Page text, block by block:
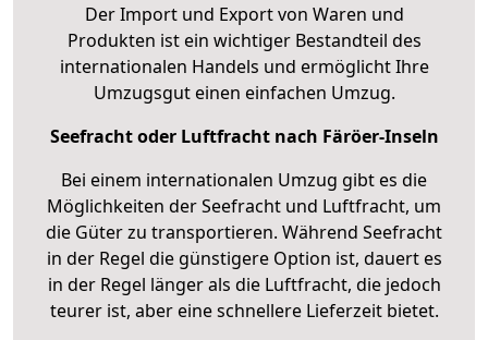
Der Import und Export von Waren und
Produkten ist ein wichtiger Bestandteil des
internationalen Handels und ermöglicht Ihre
Umzugsgut einen einfachen Umzug.
Seefracht oder Luftfracht nach Färöer-Inseln
Bei einem internationalen Umzug gibt es die
Möglichkeiten der Seefracht und Luftfracht, um
die Güter zu transportieren. Während Seefracht
in der Regel die günstigere Option ist, dauert es
in der Regel länger als die Luftfracht, die jedoch
teurer ist, aber eine schnellere Lieferzeit bietet.